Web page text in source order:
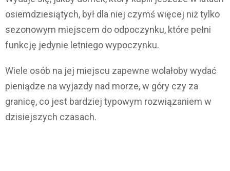
osiemdziesiątych, był dla niej czymś więcej niż tylko
sezonowym miejscem do odpoczynku, które pełni
funkcję jedynie letniego wypoczynku.
Wiele osób na jej miejscu zapewne wolałoby wydać
pieniądze na wyjazdy nad morze, w góry czy za
granicę, co jest bardziej typowym rozwiązaniem w
dzisiejszych czasach.